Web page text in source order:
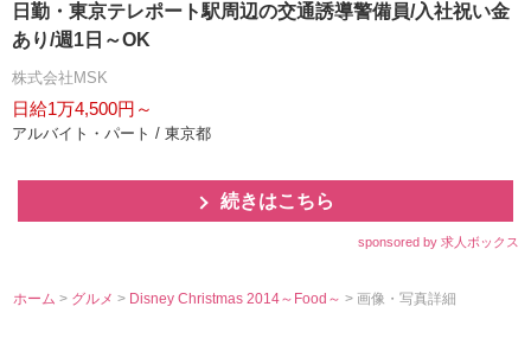
日勤・東京テレポート駅周辺の交通誘導警備員/入社祝い金
あり/週1日～OK
株式会社MSK
日給1万4,500円～
アルバイト・パート / 東京都
続きはこちら
sponsored by 求人ボックス
ホーム > グルメ> Disney Christmas 2014～Food～> 画像・写真詳細